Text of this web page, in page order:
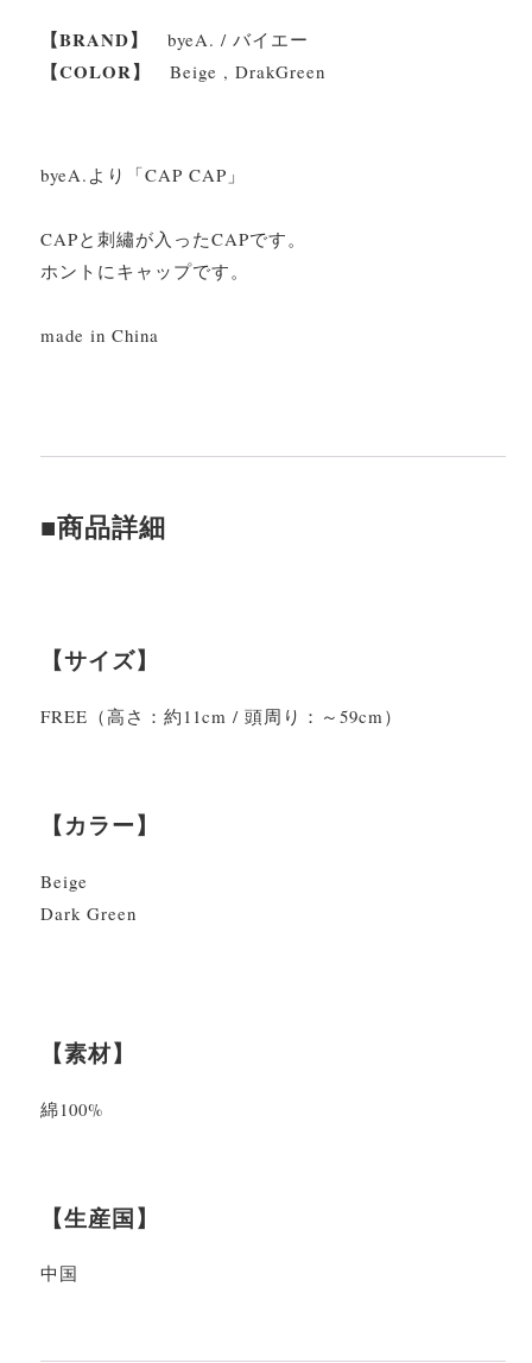
【BRAND】 byeA. / バイエー
【COLOR】 Beige , DrakGreen
byeA.より「CAP CAP」
CAPと刺繡が入ったCAPです。
ホントにキャップです。
made in China
■商品詳細
【サイズ】
FREE（高さ：約11cm / 頭周り：～59cm）
【カラー】
Beige
Dark Green
【素材】
綿100%
【生産国】
中国